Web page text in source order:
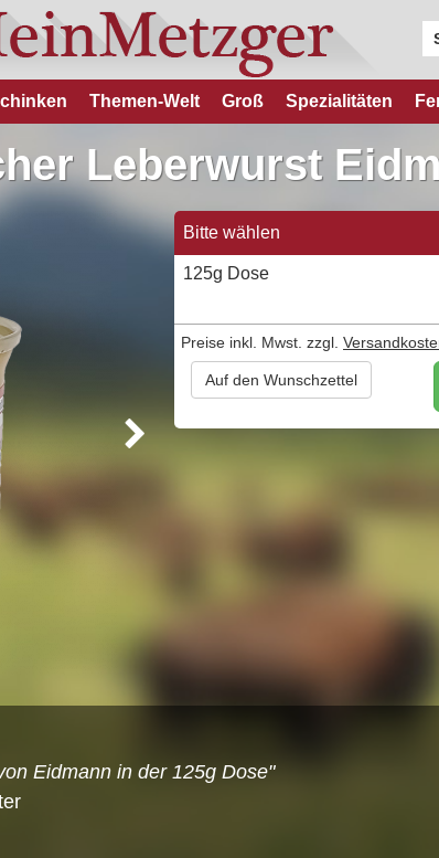
Themen-Welt Groß Spezialitäten
Leberwurst
Bitte wählen
125g Dose
Preise inkl. Mwst. zzgl.
Auf den Wunschzettel
Eidmann in der 125g Dose"